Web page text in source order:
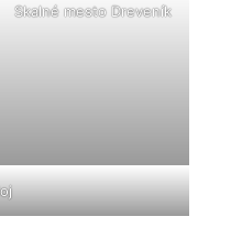
Skalné mesto Dreveník